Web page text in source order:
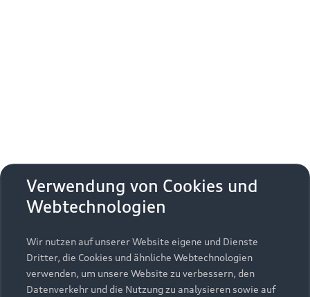
Zurück nach oben
Modelle
Alle Modelle
Modelle vergleichen
Kaufen & leasen
Neuwagensuche
Service & Zubehör
Verwendung von Cookies und
Webtechnologien
Wir nutzen auf unserer Website eigene und Dienste
Dritter, die Cookies und ähnliche Webtechnologien
verwenden, um unsere Website zu verbessern, den
Datenverkehr und die Nutzung zu analysieren sowie auf